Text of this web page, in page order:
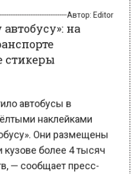
стикеры
автобусы в
кузове более 4 тысяч
— сообщает пресс-
дорожного